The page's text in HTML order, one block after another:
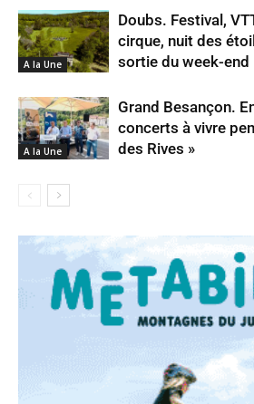
A la Une
Doubs. Festival,
cirque, nuit des
sortie du week-end
A la Une
Grand Besançon.
concerts à vivre
des Rives »